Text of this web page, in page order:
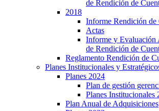
de Rendición de
2018
Informe Rendición de
Actas
Informe y Evaluación
de Rendición de
Reglamento Rendición de
Planes Institucionales y
Planes 2024
Plan de gestión
Planes Institucionales
Plan Anual de Adquisiciones